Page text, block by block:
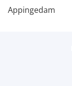
Appingedam